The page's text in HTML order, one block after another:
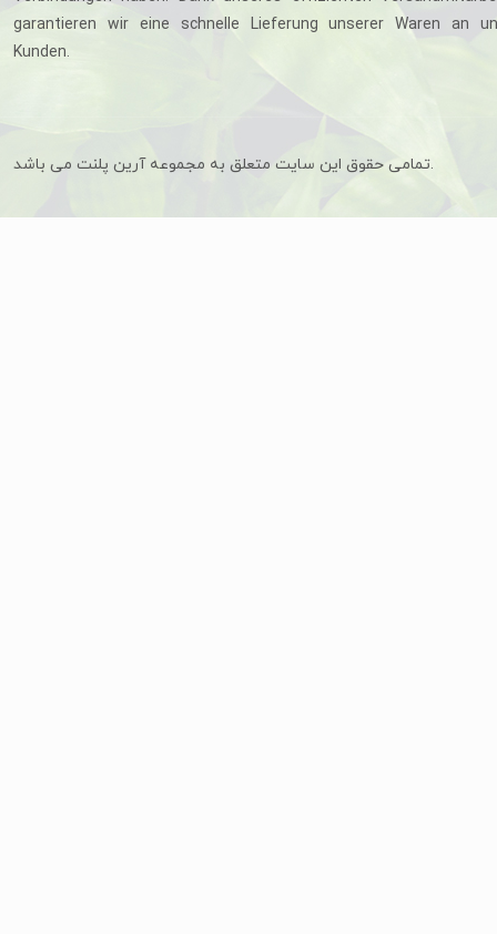
garantieren wir eine schnelle Lieferung unserer Waren an
Kunden.
تمامی حقوق این سایت متعلق به مجموعه آرین پلنت می باشد.